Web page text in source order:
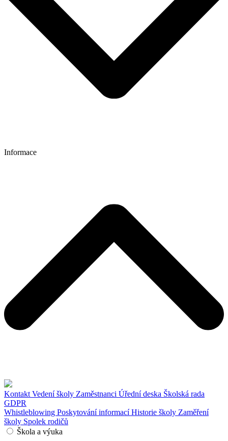
Informace
Kontakt Vedení školy Zaměstnanci Úřední deska Školská rada
GDPR
Whistleblowing Poskytování informacíHistorie školy Zaměření
školy Spolek rodičů
Škola a výuka